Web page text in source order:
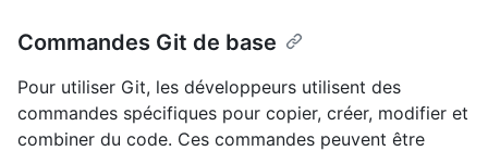
Commandes Git de base
Pour utiliser Git, les développeurs utilisent des
commandes spécifiques pour copier, créer, modifier et
combiner du code. Ces commandes peuvent être